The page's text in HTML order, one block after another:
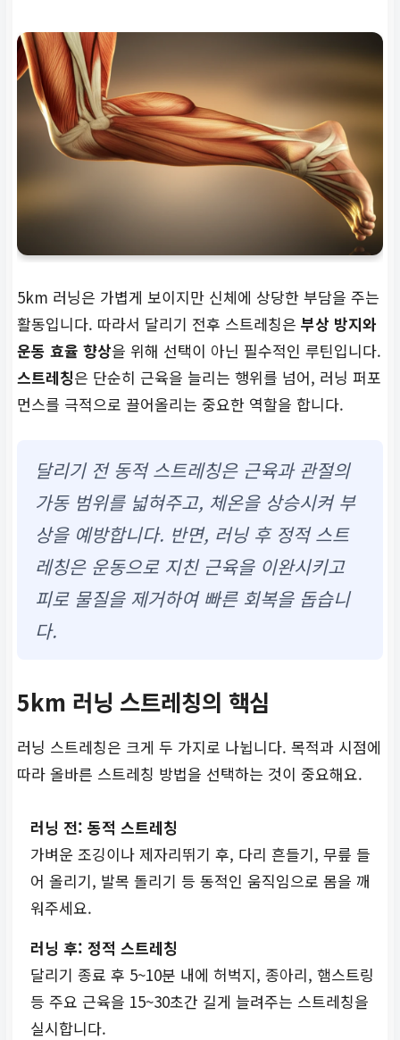
5km 러닝은 가볍게 보이지만 신체에 상당한 부담을 주는
활동입니다. 따라서 달리기 전후 스트레칭은 부상 방지와
운동 효율 향상을 위해 선택이 아닌 필수적인 루틴입니다.
스트레칭은 단순히 근육을 늘리는 행위를 넘어, 러닝 퍼포
먼스를 극적으로 끌어올리는 중요한 역할을 합니다.
달리기 전 동적 스트레칭은 근육과 관절의
가동 범위를 넓혀주고, 체온을 상승시켜 부
상을 예방합니다. 반면, 러닝 후 정적 스트
레칭은 운동으로 지친 근육을 이완시키고
피로 물질을 제거하여 빠른 회복을 돕습니
다.
5km 러닝 스트레칭의 핵심
러닝 스트레칭은 크게 두 가지로 나뉩니다. 목적과 시점에
따라 올바른 스트레칭 방법을 선택하는 것이 중요해요.
러닝 전: 동적 스트레칭
가벼운 조깅이나 제자리뛰기 후, 다리 흔들기, 무릎 들
어 올리기, 발목 돌리기 등 동적인 움직임으로 몸을 깨
워주세요.
러닝 후: 정적 스트레칭
달리기 종료 후 5~10분 내에 허벅지, 종아리, 햄스트링
등 주요 근육을 15~30초간 길게 늘려주는 스트레칭을
실시합니다.